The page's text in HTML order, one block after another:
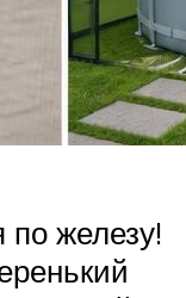
по железу!